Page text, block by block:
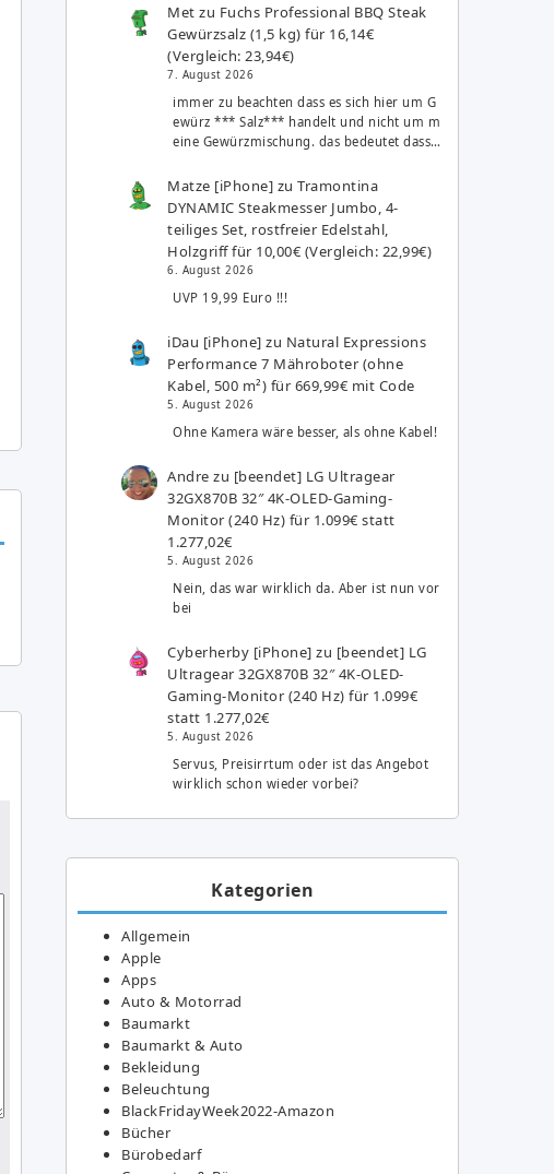
Met zu Fuchs Professional BBQ Steak
Gewürzsalz (1,5 kg) für 16,14€
(Vergleich: 23,94€)
7. August 2026
immer zu beachten dass es sich hier um G
ewürz *** Salz*** handelt und nicht um m
eine Gewürzmischung. das bedeutet dass…
Matze [iPhone] zuTramontina
DYNAMIC Steakmesser Jumbo, 4-
teiliges Set, rostfreier Edelstahl,
Holzgriff für 10,00€ (Vergleich: 22,99€)
6. August 2026
UVP 19,99 Euro !!!
iDau [iPhone] zu Natural Expressions
Performance 7 Mähroboter (ohne
Kabel, 500 m²) für 669,99€ mit Code
5. August 2026
Ohne Kamera wäre besser, als ohne Kabel!
Andre zu [beendet] LG Ultragear
32GX870B 32″ 4K-OLED-Gaming-
Monitor (240 Hz) für 1.099€ statt
1.277,02€
5. August 2026
Nein, das war wirklich da. Aber ist nun vor
bei
Cyberherby [iPhone] zu [beendet] LG
Ultragear 32GX870B 32″ 4K-OLED-
Gaming-Monitor (240 Hz) für 1.099€
statt 1.277,02€
5. August 2026
Servus, Preisirrtum oder ist das Angebot
wirklich schon wieder vorbei?
Kategorien
Allgemein
Apple
Apps
Auto & Motorrad
Baumarkt
Baumarkt & Auto
Bekleidung
Beleuchtung
BlackFridayWeek2022-Amazon
Bücher
Bürobedarf